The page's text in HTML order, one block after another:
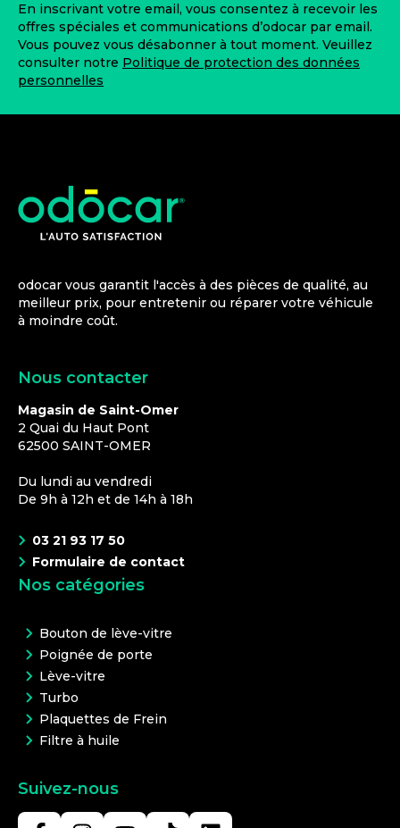
En inscrivant votre email, vous consentez à recevoir les
offres spéciales et communications d’odocar par email.
Vous pouvez vous désabonner à tout moment. Veuillez
consulter notre Politique de protection des données
personnelles
odocar vous garantit l'accès à des pièces de qualité, au
meilleur prix, pour entretenir ou réparer votre véhicule
à moindre coût.
Nous contacter
Magasin de Saint-Omer
2 Quai du Haut Pont
62500 SAINT-OMER
Du lundi au vendredi
De 9h à 12h et de 14h à 18h
03 21 93 17 50
Formulaire de contact
Nos catégories
Bouton de lève-vitre
Poignée de porte
Lève-vitre
Turbo
Plaquettes de Frein
Filtre à huile
Suivez-nous